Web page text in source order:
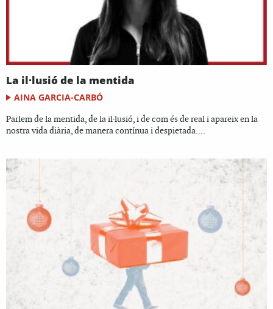
La il·lusió de la mentida
AINA GARCIA-CARBÓ
Parlem de la mentida, de la il·lusió, i de com és de real i apareix en la
nostra vida diària, de manera contínua i despietada....